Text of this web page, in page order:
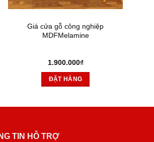
Giá cửa gỗ công nghiệp
MDFMelamine
1.900.000₫
ĐẶT HÀNG
TIN HỖ TRỢ